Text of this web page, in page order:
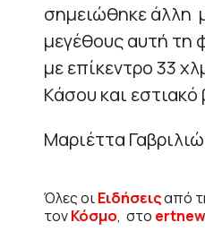
σημειώθηκε άλλη
μεγέθους αυτή τη
με επίκεντρο 33
Κάσου και
Μαριέττα
Όλες οιΕιδήσειςαπό
τονΚόσμο, στο